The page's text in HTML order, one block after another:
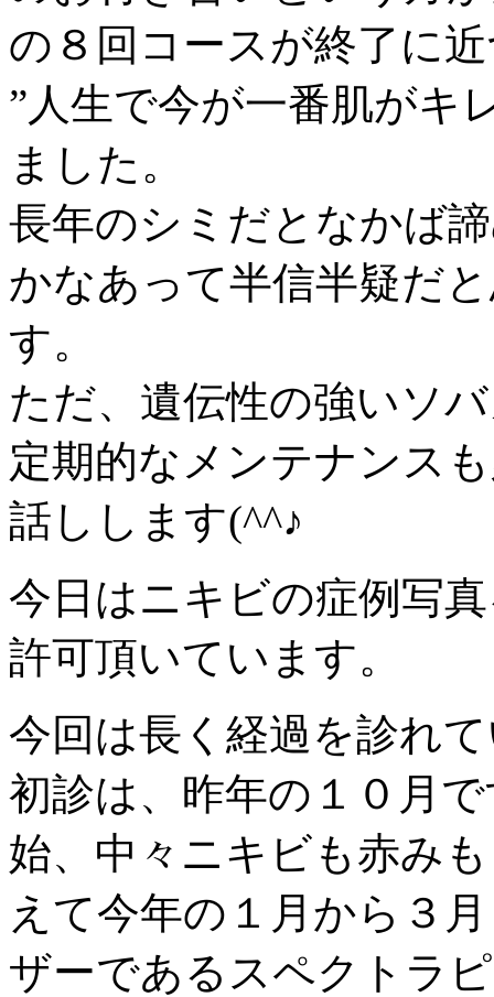
の８回コースが終了に
”人生で今が一番肌がキ
ました。
長年のシミだとなかば
かなあって半信半疑だ
す。
ただ、遺伝性の強いソ
定期的なメンテナンス
話しします(^^♪
今日はニキビの症例写
許可頂いています。
今回は長く経過を診れ
初診は、昨年の１０月
始、中々ニキビも赤み
えて今年の１月から３
ザーであるスペクトラ